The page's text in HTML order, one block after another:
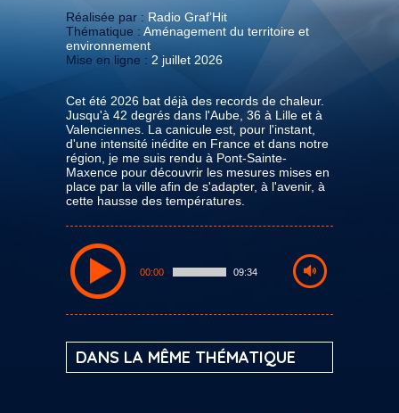
Réalisée par : Radio Graf’Hit
Thématique : Aménagement du territoire et
environnement
Mise en ligne : 2 juillet 2026
Cet été 2026 bat déjà des records de chaleur.
Jusqu'à 42 degrés dans l'Aube, 36 à Lille et à
Valenciennes. La canicule est, pour l'instant,
d'une intensité inédite en France et dans notre
région, je me suis rendu à Pont-Sainte-
Maxence pour découvrir les mesures mises en
place par la ville afin de s'adapter, à l'avenir, à
cette hausse des températures.
00:00 09:34
DANS LA MÊME THÉMATIQUE